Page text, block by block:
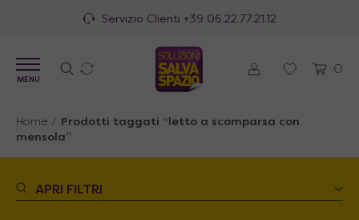
Servizio Clienti +39 06.22.77.21.12
0
MENU
Home /
Prodotti taggati “letto a scomparsa con
mensola”
APRI FILTRI